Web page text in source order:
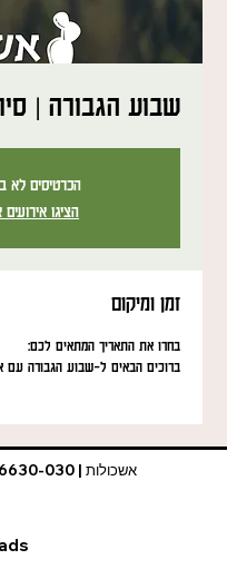
שבוע הגבורה |
הכרטיסים לא
הציגו
זמן ומיקום
בחרו את התאריך המתאים לכם:
ברוכים הבאים ל-שבוע הגבורה עם
אשכולות | 08-6630-030 | המלאכה 7, אזור תעשיה צפוני, לוד